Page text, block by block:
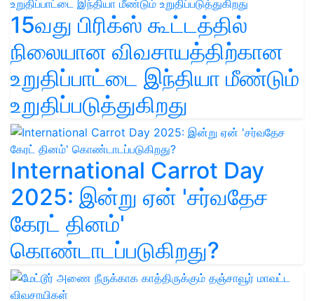
15வது பிரிக்ஸ் கூட்டத்தில்
நிலையான விவசாயத்திற்கான
உறுதிப்பாட்டை இந்தியா மீண்டும்
உறுதிப்படுத்துகிறது
International Carrot Day
2025: இன்று ஏன் 'சர்வதேச
கேரட் தினம்'
கொண்டாடப்படுகிறது?